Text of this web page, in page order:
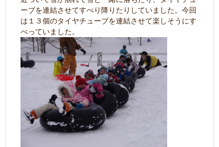
ーブを連結させてすべり降りたりしていました。今回
は１３個のタイヤチューブを連結させて楽しそうにす
べっていました。